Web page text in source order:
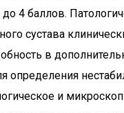
4 баллов.
сустава
в
определения
и